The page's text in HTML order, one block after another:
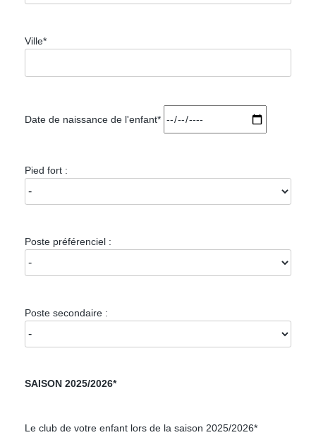
Ville*
Date de naissance de l'enfant*
Pied fort :
Poste préférenciel :
Poste secondaire :
SAISON 2025/2026*
Le club de votre enfant lors de la saison 2025/2026*